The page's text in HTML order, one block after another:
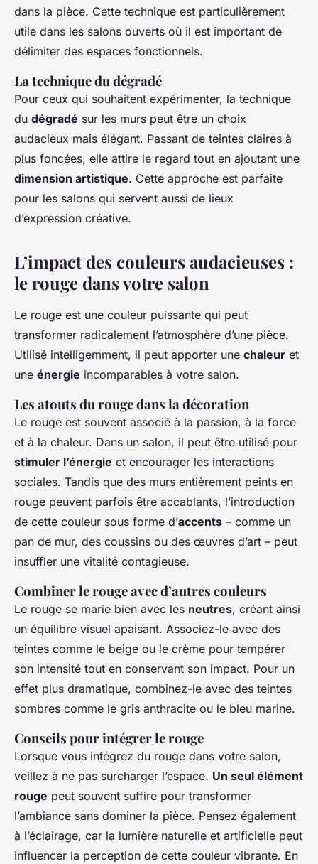
dans la pièce. Cette technique est particulièrement
utile dans les salons ouverts où il est important de
délimiter des espaces fonctionnels.
La technique du dégradé
Pour ceux qui souhaitent expérimenter, la technique
du dégradé sur les murs peut être un choix
audacieux mais élégant. Passant de teintes claires à
plus foncées, elle attire le regard tout en ajoutant une
dimension artistique. Cette approche est parfaite
pour les salons qui servent aussi de lieux
d’expression créative.
L’impact des couleurs audacieuses :
le rouge dans votre salon
Le rouge est une couleur puissante qui peut
transformer radicalement l’atmosphère d’une pièce.
Utilisé intelligemment, il peut apporter une chaleur et
une énergie incomparables à votre salon.
Les atouts du rouge dans la décoration
Le rouge est souvent associé à la passion, à la force
et à la chaleur. Dans un salon, il peut être utilisé pour
stimuler l’énergie et encourager les interactions
sociales. Tandis que des murs entièrement peints en
rouge peuvent parfois être accablants, l’introduction
de cette couleur sous forme d’accents – comme un
pan de mur, des coussins ou des œuvres d’art – peut
insuffler une vitalité contagieuse.
Combiner le rouge avec d’autres couleurs
Le rouge se marie bien avec les neutres, créant ainsi
un équilibre visuel apaisant. Associez-le avec des
teintes comme le beige ou le crème pour tempérer
son intensité tout en conservant son impact. Pour un
effet plus dramatique, combinez-le avec des teintes
sombres comme le gris anthracite ou le bleu marine.
Conseils pour intégrer le rouge
Lorsque vous intégrez du rouge dans votre salon,
veillez à ne pas surcharger l’espace. Un seul élément
rouge peut souvent suffire pour transformer
l’ambiance sans dominer la pièce. Pensez également
à l’éclairage, car la lumière naturelle et artificielle peut
influencer la perception de cette couleur vibrante. En